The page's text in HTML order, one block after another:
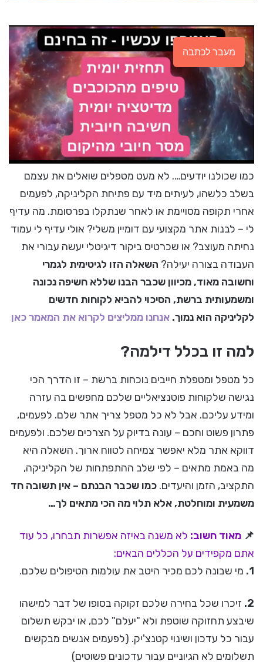
מעבר לכתבה
כמו שכולנו יודעים…. לא מעט מטפלים שואלים את עצמם
בשלב כלשהו, לעיתים מיד עם פתיחת הקליניקה, לפעמים
אחרי תקופה מסויימת או לאחר שנתקלו בפרסומת. מה עדיף
לי – לבנות אתר מקצועי עם דומיין משלי? אולי עדיף לי עמוד
נחיתה מעוצב? או שכרטיס ביקור דיגיטלי יעשה עבורי את
העבודה בצורה יעילה? השאלה הזו לגיטימית לגמרי
וחשובה מאוד, מכיוון שכבר הבנו שללא חשיפה נכונה
ומשמעותית ברשת, הסיכוי להביא לקוחות חדשים
לקליניקה הוא נמוך. אנחנו ממליצים לקרוא את המאמר כאן
למה זו בכלל דילמה?
כל מטפל ומטפלת חייבים נוכחות ברשת – זו הדרך הכי
נגישה שלקוחות פוטנציאליים שלכם מחפשים בה עזרה
ומידע עליכם. אבל לא כל מטפל צריך אתר שלם. לפעמים,
פתרון פשוט וחכם – עונה בדיוק על הצרכים שלכם. ולפעמים
דווקא אתר מלא יאפשר צמיחה לטווח ארוך. השאלה היא
מה באמת מתאים – לפי שלב ההתפתחות של הקליניקה,
התקציב, הזמן והיעדים. כמו שכבר הבנתם – אין תשובה חד
משמעית ומוחלטת, אלא תלוי מה הכי מתאים לך…
📌 מאוד חשוב: לא משנה באיזה אפשרות תבחרו, כל עוד
אתם מקפידים על הכללים הבאים:
1. מי שבונה לכם מכיר היטב את עולמות הטיפולים שלכם.
2. זיכרו שכל בחירה שלכם זקוקה בסופו של דבר למישהו
שיבצע תחזוקה שוטפת ולא "יעלם" לכם, או יבקש תשלום
עבור כל עדכון ושינוי קטנצ'יק. (לפעמים אנשים מבקשים
תשלומים לא הגיוניים עבור עדכונים פשוטים)